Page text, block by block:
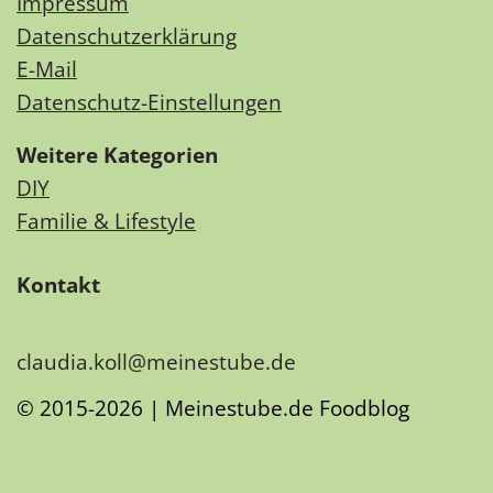
Datenschutzerklärung
E-Mail
Datenschutz-Einstellungen
Weitere Kategorien
DIY
Familie & Lifestyle
Kontakt
claudia.koll@meinestube.de
© 2015-2026 | Meinestube.de Foodblog